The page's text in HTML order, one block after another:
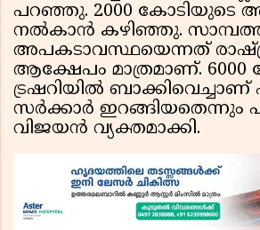
പറഞ്ഞു. 2000 കോടിയുടെ
നൽകാൻ കഴിഞ്ഞു.
അപകടാവസ്ഥയെന്നത്
ആക്ഷേപം മാത്രമാണ്. 6000
ട്രഷറിയിൽ
സർക്കാർ ഇറങ്ങിയതെന്നും
വിജയൻ വ്യക്തമാക്കി.